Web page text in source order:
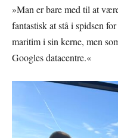
»Man er bare med til at
fantastisk at stå i spidsen
maritim i sin kerne, men
Googles datacentre.«